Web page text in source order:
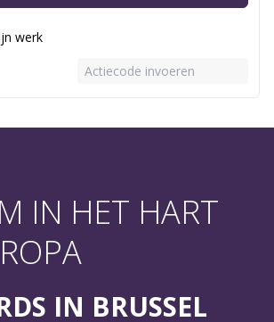
werk
Actiecode invoeren
IN HET HART
IN BRUSSEL